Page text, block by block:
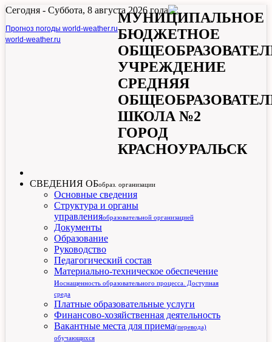
Сегодня - Суббота, 8 августа 2026 года
Прогноз погоды world-weather.ru
world-weather.ru
МУНИЦИПАЛЬНОЕ
БЮДЖЕТНОЕ
УЧРЕЖДЕНИЕ
СРЕДНЯЯ
ШКОЛА №2
ГОРОД
КРАСНОУРАЛЬСК
СВЕДЕНИЯ ОБобраз. организации
Основные сведения
Структура и органы
управленияобразовательной организацией
Документы
Образование
Руководство
Педагогический состав
Материально-техническое обеспечение
иоснащенность образовательного процесса. Доступная
среда
Платные образовательные услуги
Финансово-хозяйственная деятельность
Вакантные места для приема(перевода)
обучающихся